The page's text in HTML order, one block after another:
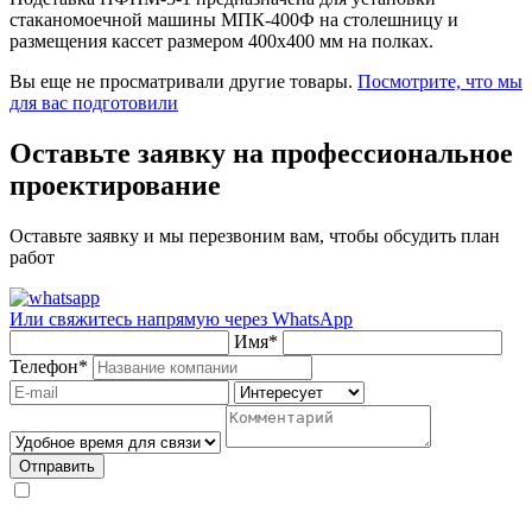
стаканомоечной машины МПК-400Ф на столешницу и
размещения кассет размером 400х400 мм на полках.
Вы еще не просматривали другие товары. Посмотрите, что мы
для вас подготовили
Оставьте заявку на профессиональное
проектирование
Оставьте заявку и мы перезвоним вам, чтобы обсудить план
работ
Или свяжитесь напрямую через WhatsApp
Имя*
Телефон*
Отправить